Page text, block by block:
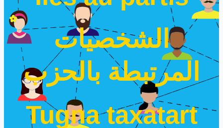
الشخصيات
المرتبطة بالحزب
Tugna taxatart